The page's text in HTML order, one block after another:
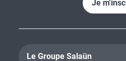
Inscrivez-vous à notre